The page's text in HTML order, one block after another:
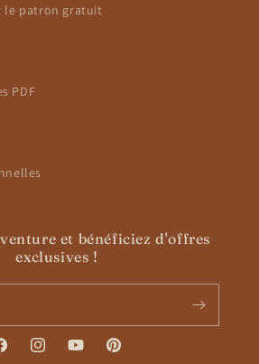
le patron gratuit
PDF
et bénéficiez d'offres
exclusives !
InstagramYouTubePinterest